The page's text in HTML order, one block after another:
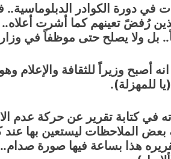
محاضرات في دورة الكوادر
رُفضً تعينهم كما أشرت
بل ولا يصلح حتى موظفاً في
أصبح وزيراً للثقافة والإعلام
للمهزلة).
كتابة تقرير عن حركة عدم
الملاحظات ليستعين بها عند
هذا بساعة فيها صورة صدام..